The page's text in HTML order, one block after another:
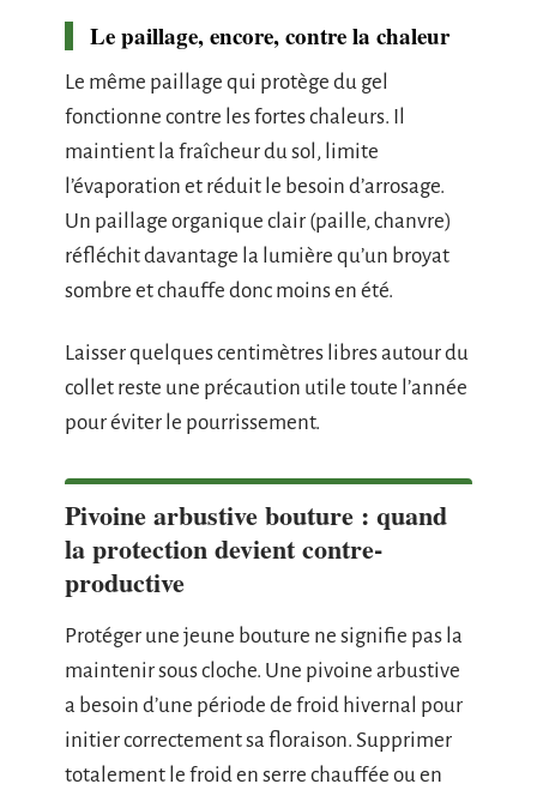
Le paillage, encore, contre la chaleur
Le même paillage qui protège du gel
fonctionne contre les fortes chaleurs. Il
maintient la fraîcheur du sol, limite
l’évaporation et réduit le besoin d’arrosage.
Un paillage organique clair (paille, chanvre)
réfléchit davantage la lumière qu’un broyat
sombre et chauffe donc moins en été.
Laisser quelques centimètres libres autour du
collet reste une précaution utile toute l’année
pour éviter le pourrissement.
Pivoine arbustive bouture : quand
la protection devient contre-
productive
Protéger une jeune bouture ne signifie pas la
maintenir sous cloche. Une pivoine arbustive
a besoin d’une période de froid hivernal pour
initier correctement sa floraison. Supprimer
totalement le froid en serre chauffée ou en